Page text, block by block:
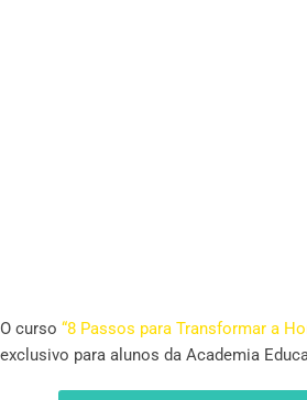
O curso “8 Passos para Transformar a
exclusivo para alunos da Academia